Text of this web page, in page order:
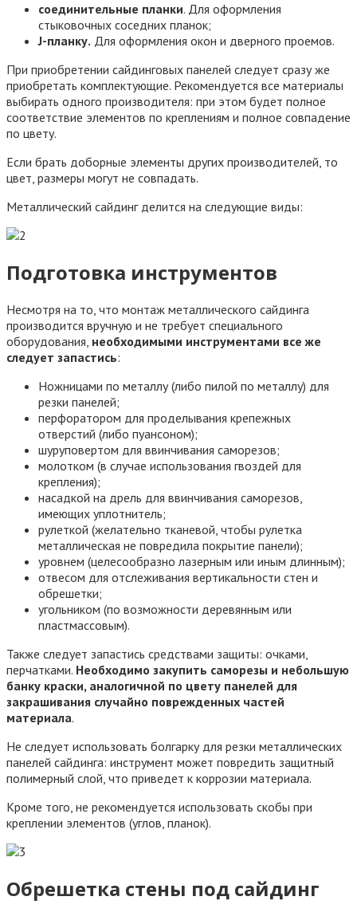
соединительные планки. Для оформления
стыковочных соседних планок;
J-планку. Для оформления окон и дверного проемов.
При приобретении сайдинговых панелей следует сразу же
приобретать комплектующие. Рекомендуется все материалы
выбирать одного производителя: при этом будет полное
соответствие элементов по креплениям и полное совпадение
по цвету.
Если брать доборные элементы других производителей, то
цвет, размеры могут не совпадать.
Металлический сайдинг делится на следующие виды:
Подготовка инструментов
Несмотря на то, что монтаж металлического сайдинга
производится вручную и не требует специального
оборудования, необходимыми инструментами все же
следует запастись:
Ножницами по металлу (либо пилой по металлу) для
резки панелей;
перфоратором для проделывания крепежных
отверстий (либо пуансоном);
шуруповертом для ввинчивания саморезов;
молотком (в случае использования гвоздей для
крепления);
насадкой на дрель для ввинчивания саморезов,
имеющих уплотнитель;
рулеткой (желательно тканевой, чтобы рулетка
металлическая не повредила покрытие панели);
уровнем (целесообразно лазерным или иным длинным);
отвесом для отслеживания вертикальности стен и
обрешетки;
угольником (по возможности деревянным или
пластмассовым).
Также следует запастись средствами защиты: очками,
перчатками. Необходимо закупить саморезы и небольшую
банку краски, аналогичной по цвету панелей для
закрашивания случайно поврежденных частей
материала.
Не следует использовать болгарку для резки металлических
панелей сайдинга: инструмент может повредить защитный
полимерный слой, что приведет к коррозии материала.
Кроме того, не рекомендуется использовать скобы при
креплении элементов (углов, планок).
Обрешетка стены под сайдинг